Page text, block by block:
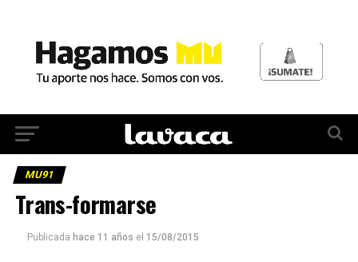
MU91
Trans-formarse
Publicada hace 11 años el 15/08/2015